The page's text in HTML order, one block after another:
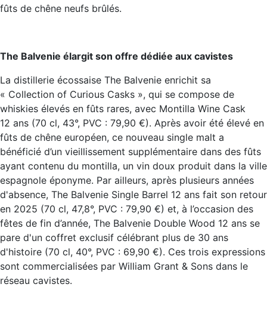
fûts de chêne neufs brûlés.
The Balvenie élargit son offre dédiée aux cavistes
La distillerie écossaise The Balvenie enrichit sa
« Collection of Curious Casks », qui se compose de
whiskies élevés en fûts rares, avec Montilla Wine Cask
12 ans (70 cl, 43°, PVC : 79,90 €). Après avoir été élevé en
fûts de chêne européen, ce nouveau single malt a
bénéficié d’un vieillissement supplémentaire dans des fûts
ayant contenu du montilla, un vin doux produit dans la ville
espagnole éponyme. Par ailleurs, après plusieurs années
d'absence, The Balvenie Single Barrel 12 ans fait son retour
en 2025 (70 cl, 47,8°, PVC : 79,90 €) et, à l’occasion des
fêtes de fin d’année, The Balvenie Double Wood 12 ans se
pare d'un coffret exclusif célébrant plus de 30 ans
d'histoire (70 cl, 40°, PVC : 69,90 €). Ces trois expressions
sont commercialisées par William Grant & Sons dans le
réseau cavistes.